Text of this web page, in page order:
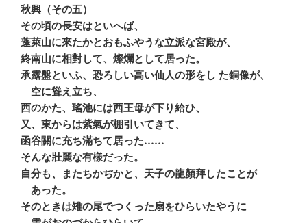
秋興（その五）
その頃の長安はといへば、
蓬萊山に來たかとおもふやうな立派な宮殿が、
終南山に相對して、燦爛として居った。
承露盤といふ、恐ろしい高い仙人の形をし た銅像が、
空に聳え立ち、
西のかた、瑤池には西王母が下り給ひ、
又、東からは紫氣が棚引いてきて、
函谷關に充ち滿ちて居った……
そんな壯麗な有樣だった。
自分も、またちかぢかと、天子の龍顏拜したことが
あった。
そのときは雉の尾でつくった扇をひらいたやうに